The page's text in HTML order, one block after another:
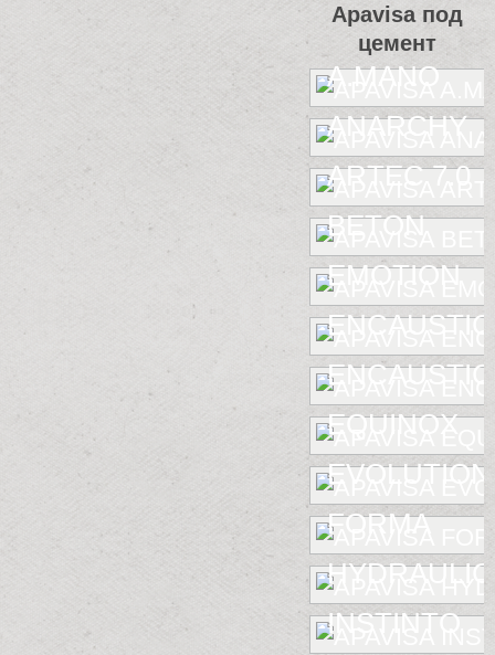
Apavisa под
цемент
A.MANO
ANARCHY
ARTEC 7.0
BETON
EMOTION
ENCAUSTIC
EQUINOX
EVOLUTION
FORMA
HYDRAULIC
INSTINTO